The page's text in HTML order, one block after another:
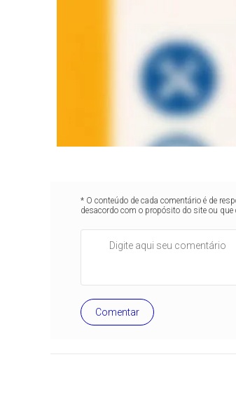
* O conteúdo de cada comentário é de
desacordo com o propósito do site ou
Comentar